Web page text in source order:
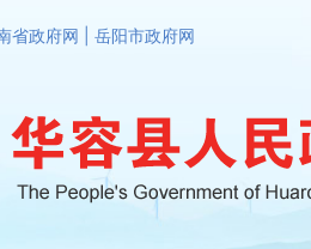
省政府网 岳阳市政府网